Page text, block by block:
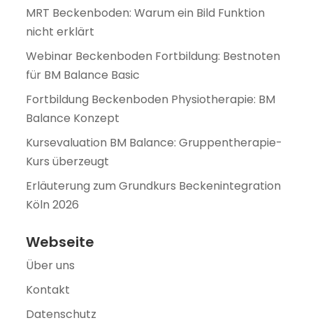
MRT Beckenboden: Warum ein Bild Funktion
nicht erklärt
Webinar Beckenboden Fortbildung: Bestnoten
für BM Balance Basic
Fortbildung Beckenboden Physiotherapie: BM
Balance Konzept
Kursevaluation BM Balance: Gruppentherapie-
Kurs überzeugt
Erläuterung zum Grundkurs Beckenintegration
Köln 2026
Webseite
Über uns
Kontakt
Datenschutz